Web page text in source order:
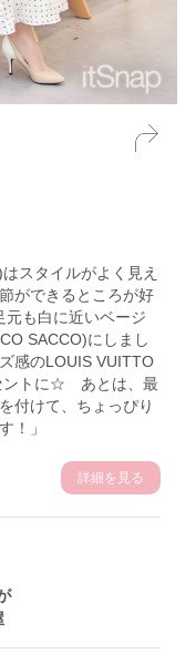
スタイルがよく見え
ができるところが好
も白に近いベージ
SACCO)にしまし
感のLOUIS VUITTO
ントに☆ あとは、最
付けて、ちょっぴり
！」
詳細を見る